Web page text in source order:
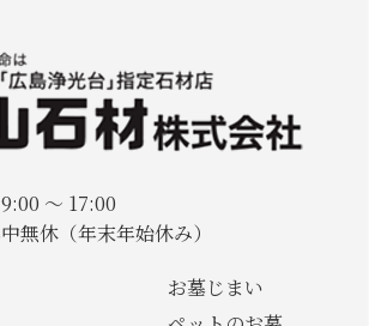
〜 17:00
無休（年末年始休み）
お墓じまい